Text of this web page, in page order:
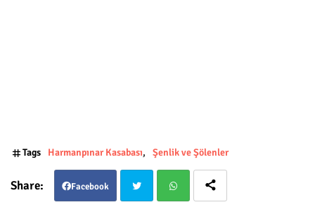
Tags Harmanpınar Kasabası Şenlik ve Şölenler
Facebook